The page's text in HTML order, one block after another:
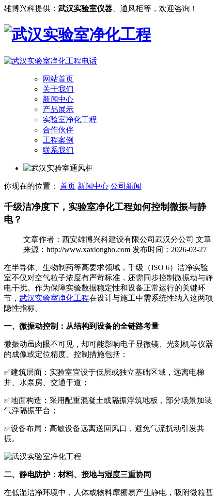
雄博兴科提供： 武汉实验室仪器 、通风柜等，欢迎咨询！
网站首页
关于我们
新闻中心
产品展示
实验室净化工程
合作伙伴
工程案例
联系我们
你现在的位置： 首页 新闻中心 公司新闻
千级洁净度下，实验室净化工程如何控制微振与静
电？
文章作者：西安雄博兴科建设有限公司武汉分公司 文章
来源：http://www.xaxiongbo.com 发布时间：2026-03-27
在半导体、生物制药等高要求领域，千级（ISO 6）洁净实验
室不仅对空气粒子浓度有严苛标准，还需同步控制微振动与静
电干扰。作为保障实验数据稳定性和设备正常运行的关键环
节， 武汉实验室净化工程在设计与施工中需系统性纳入这两项
隐性指标。
一、微振动控制：从结构到设备的全链路考量
微振动虽肉眼不可见，却可能影响电子显微镜、光刻机等仪器
的成像或定位精度。控制措施包括：
✅建筑层面：实验室宜设于低层或独立基础区域，远离电梯
井、水泵房、交通干道；
✅地面构造：采用配重混凝土或隔振浮筑地板，部分场景加装
气浮隔振平台；
✅设备布局：高敏设备远离送回风口，避免气流扰动引发共
振。
二、静电防护：材料、接地与湿度三重协同
在低湿洁净环境中，人体或物料摩擦易产生静电，吸附微粒甚